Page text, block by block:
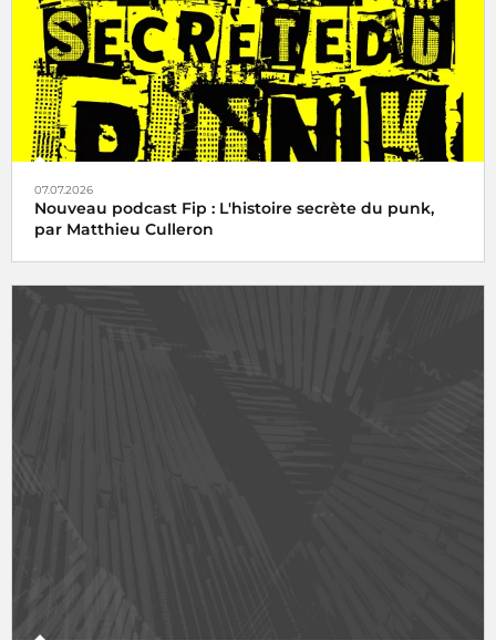
07.07.2026
Nouveau podcast Fip : L'histoire secrète du punk,
par Matthieu Culleron